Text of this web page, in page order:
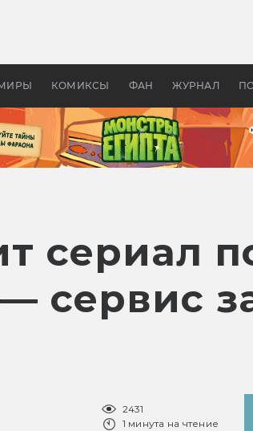
КОМИКСЫ ФАН ЖУРНАЛ
колец»
Древней
сериал
сервис
2431
1 минута на чтение